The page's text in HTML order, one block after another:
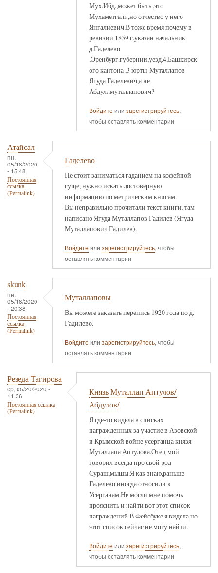
Мух.Ибд.,может быть ,это
Мухаметгали,но отчество у него
Янгалиевич.В тоже время почему в
ревизии 1859 г.указан начальник
д.Гаделево
,Оренбург.губернии,уезд.4,Башкирск
ого кантона ,3 юрты-Муталлапов
Ягуда Гаделевич,а не
Абдуллмуталлапович?
Войдите или зарегистрируйтесь,
чтобы оставлять комментарии
Атайсал
пн,
05/18/2020
- 15:48
Постоянная
ссылка
(Permalink)
Гаделево
Не стоит заниматься гаданием на кофейной
гуще, нужно искать достоверную
информацию по метрическим книгам.
Вы неправильно прочитали текст книги, там
написано Ягуда Муталлапов Гадилев (Ягуда
Муталлапович Гадилев).
Войдите или зарегистрируйтесь, чтобы
оставлять комментарии
skunk
пн,
05/18/2020
- 20:38
Постоянная
ссылка
(Permalink)
Муталлаповы
Вы можете заказать перепись 1920 года по д.
Гадилево.
Войдите или зарегистрируйтесь, чтобы
оставлять комментарии
Резеда Тагирова
ср, 05/20/2020 -
11:36
Постоянная ссылка
(Permalink)
Князь Муталлап Аптулов/
Абдулов/
Я где-то видела в списках
награжденных за участие в Азовской
и Крымской войне усерганца князя
Муталлапа Аптулова.Отец мой
говорил всегда про свой род
Сураш,мышы.Я как знаю,раньше
Гаделево иногда относили к
Усерганам.Не могли мне помочь
прояснить и найти вот этот список
награждений.В Фейсбуке я видела,но
этот список сейчас не могу найти.
Войдите или зарегистрируйтесь,
чтобы оставлять комментарии